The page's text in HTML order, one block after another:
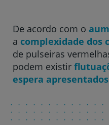
Hospital
De acordo com o
a complexidade dos
de pulseiras
podem existir
espera apresentados